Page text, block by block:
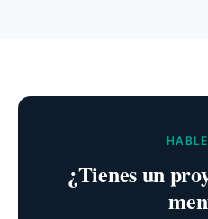
¿Tienes un